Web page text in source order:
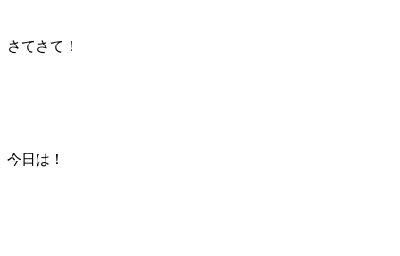
さてさて！
今日は！